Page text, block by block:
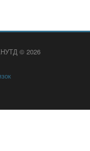
КНУТД © 2026